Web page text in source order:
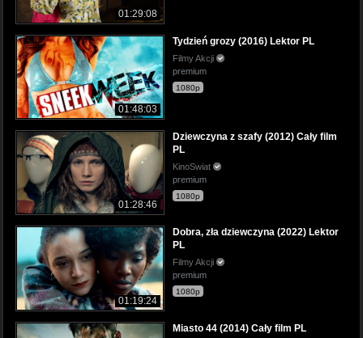
01:29:08
01:48:03
Tydzień grozy (2016) Lektor PL
Filmy Akcji
premium
1080p
01:28:46
Dziewczyna z szafy (2012) Cały film
PL
KinoSwiat
premium
1080p
01:19:24
Dobra, zła dziewczyna (2022) Lektor
PL
Filmy Akcji
premium
1080p
Miasto 44 (2014) Cały film PL